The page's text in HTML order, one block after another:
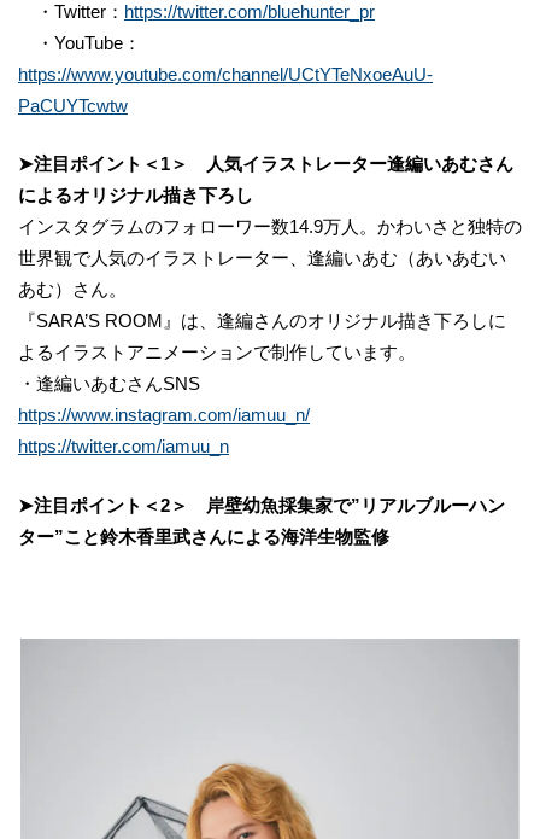
・Twitter： https://twitter.com/bluehunter_pr
・YouTube：
https://www.youtube.com/channel/UCtYTeNxoeAuU-
PaCUYTcwtw
➤注目ポイント＜1＞ 人気イラストレーター逢編いあむさん
によるオリジナル描き下ろし
インスタグラムのフォローワー数14.9万人。かわいさと独特の
世界観で人気のイラストレーター、逢編いあむ（あいあむい
あむ）さん。
『SARA’S ROOM』は、逢編さんのオリジナル描き下ろしに
よるイラストアニメーションで制作しています。
・逢編いあむさんSNS
https://www.instagram.com/iamuu_n/
https://twitter.com/iamuu_n
➤注目ポイント＜2＞ 岸壁幼魚採集家で”リアルブルーハン
ター”こと鈴木香里武さんによる海洋生物監修